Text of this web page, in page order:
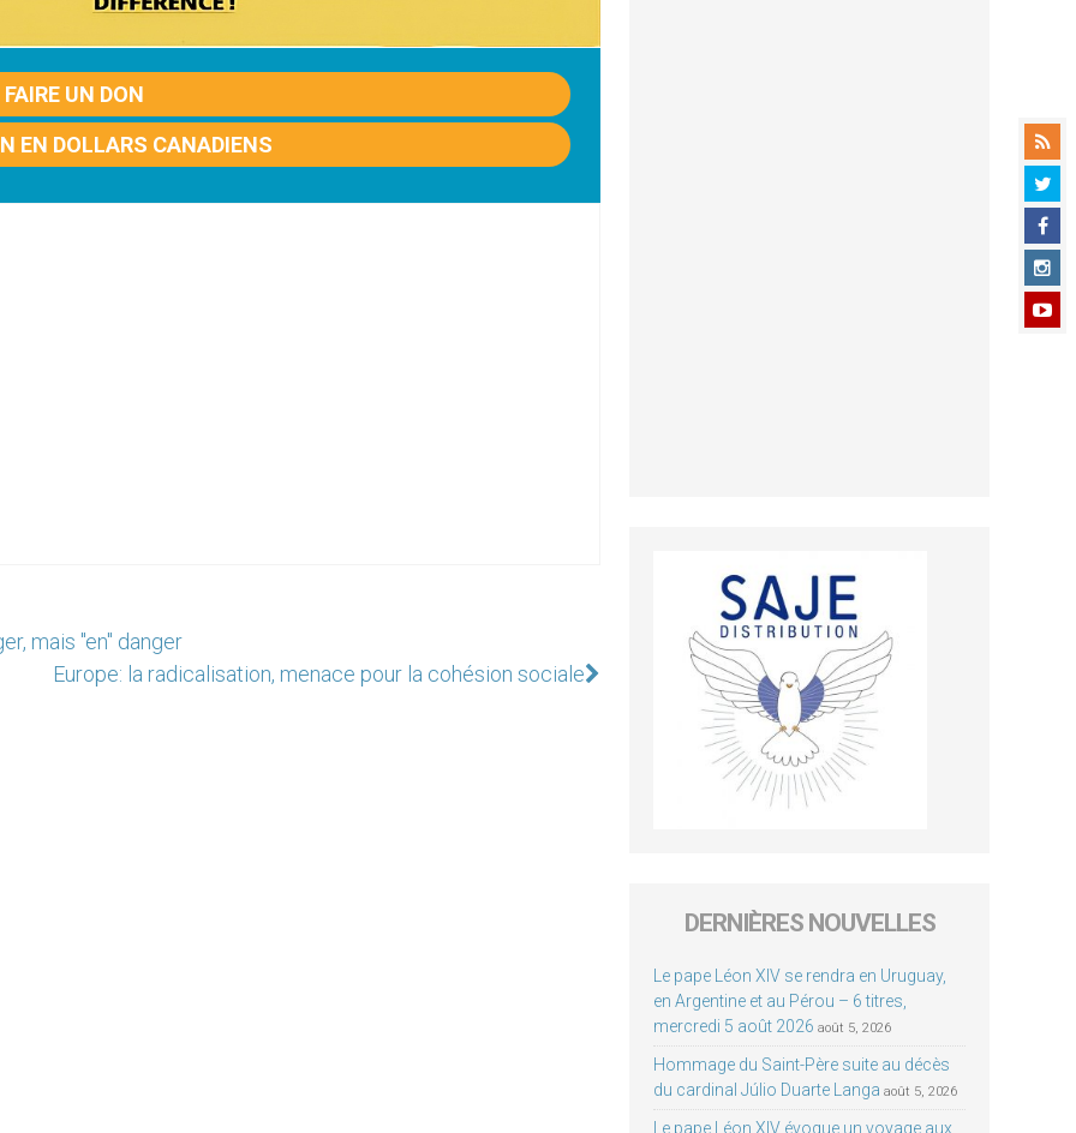
FAIRE UN DON
EN DOLLARS CANADIENS
mais "en" danger
Europe: la radicalisation, menace pour la cohésion sociale
DERNIÈRES NOUVELLES
Le pape Léon XIV se rendra en Uruguay,
en Argentine et au Pérou – 6 titres,
mercredi 5 août 2026 août 5, 2026
Hommage du Saint-Père suite au décès
du cardinal Júlio Duarte Langa août 5, 2026
Le pape Léon XIV évoque un voyage aux